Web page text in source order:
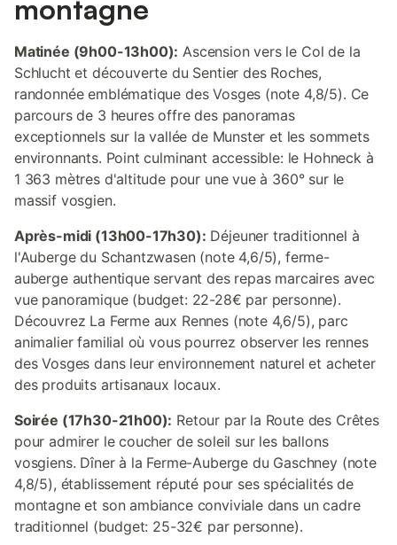
montagne
Matinée (9h00-13h00): Ascension vers le Col de la
Schlucht et découverte du Sentier des Roches,
randonnée emblématique des Vosges (note 4,8/5). Ce
parcours de 3 heures offre des panoramas
exceptionnels sur la vallée de Munster et les sommets
environnants. Point culminant accessible: le Hohneck à
1 363 mètres d'altitude pour une vue à 360° sur le
massif vosgien.
Après-midi (13h00-17h30): Déjeuner traditionnel à
l'Auberge du Schantzwasen (note 4,6/5), ferme-
auberge authentique servant des repas marcaires avec
vue panoramique (budget: 22-28€ par personne).
Découvrez La Ferme aux Rennes (note 4,6/5), parc
animalier familial où vous pourrez observer les rennes
des Vosges dans leur environnement naturel et acheter
des produits artisanaux locaux.
Soirée (17h30-21h00): Retour par la Route des Crêtes
pour admirer le coucher de soleil sur les ballons
vosgiens. Dîner à la Ferme-Auberge du Gaschney (note
4,8/5), établissement réputé pour ses spécialités de
montagne et son ambiance conviviale dans un cadre
traditionnel (budget: 25-32€ par personne).